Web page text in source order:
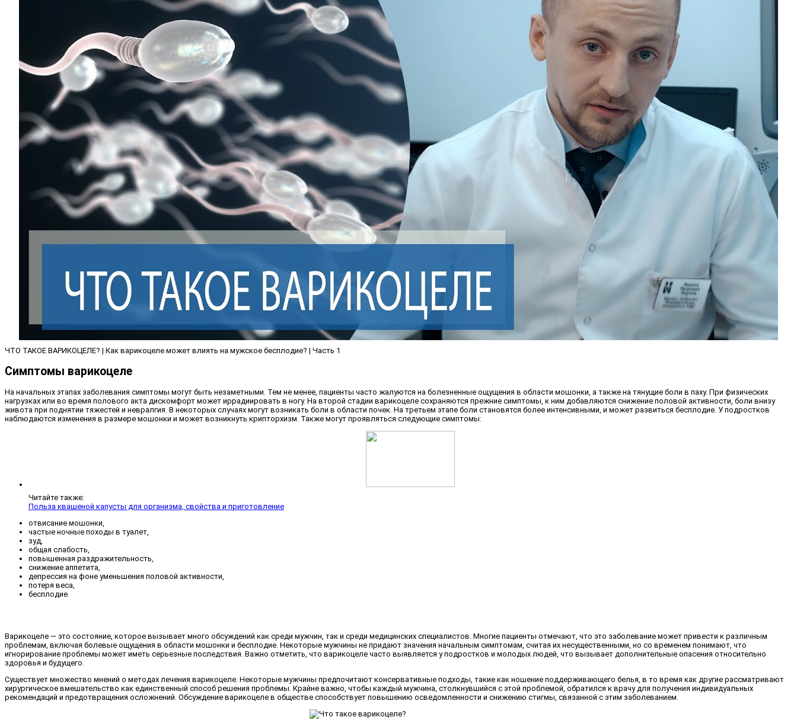
ЧТО ТАКОЕ ВАРИКОЦЕЛЕ? | Как варикоцеле может влиять на мужское бесплодие? | Часть 1
Симптомы варикоцеле
На начальных этапах заболевания симптомы могут быть незаметными. Тем не менее, пациенты часто жалуются на болезненные ощущения в области мошонки, а также на тянущие боли в паху. При физических
нагрузках или во время полового акта дискомфорт может иррадиировать в ногу. На второй стадии варикоцеле сохраняются прежние симптомы, к ним добавляются снижение половой активности, боли внизу
живота при поднятии тяжестей и невралгия. В некоторых случаях могут возникать боли в области почек. На третьем этапе боли становятся более интенсивными, и может развиться бесплодие. У подростков
наблюдаются изменения в размере мошонки и может возникнуть крипторхизм. Также могут проявляться следующие симптомы:
Читайте также:
Польза квашеной капусты для организма, свойства и приготовление
отвисание мошонки,
частые ночные походы в туалет,
зуд,
общая слабость,
повышенная раздражительность,
снижение аппетита,
депрессия на фоне уменьшения половой активности,
потеря веса,
бесплодие.
Варикоцеле — это состояние, которое вызывает много обсуждений как среди мужчин, так и среди медицинских специалистов. Многие пациенты отмечают, что это заболевание может привести к различным
проблемам, включая болевые ощущения в области мошонки и бесплодие. Некоторые мужчины не придают значения начальным симптомам, считая их несущественными, но со временем понимают, что
игнорирование проблемы может иметь серьезные последствия. Важно отметить, что варикоцеле часто выявляется у подростков и молодых людей, что вызывает дополнительные опасения относительно
здоровья и будущего.
Существует множество мнений о методах лечения варикоцеле. Некоторые мужчины предпочитают консервативные подходы, такие как ношение поддерживающего белья, в то время как другие рассматривают
хирургическое вмешательство как единственный способ решения проблемы. Крайне важно, чтобы каждый мужчина, столкнувшийся с этой проблемой, обратился к врачу для получения индивидуальных
рекомендаций и предотвращения осложнений. Обсуждение варикоцеле в обществе способствует повышению осведомленности и снижению стигмы, связанной с этим заболеванием.